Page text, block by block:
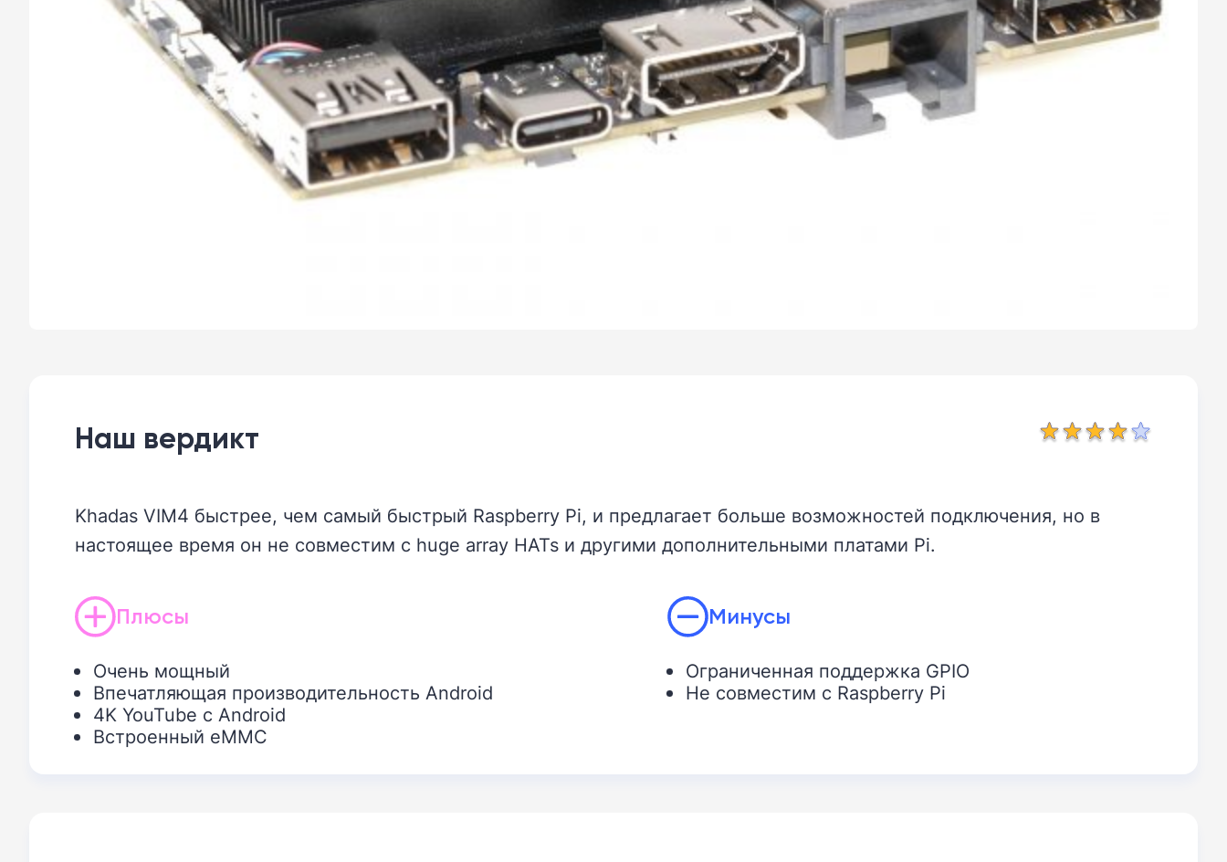
Наш вердикт
Khadas VIM4 быстрее, чем самый быстрый Raspberry Pi, и предлагает больше возможностей подключения, но в
настоящее время он не совместим с huge array HATs и другими дополнительными платами Pi.
Плюсы
Очень мощный
Впечатляющая производительность Android
4K YouTube с Android
Встроенный eMMC
Минусы
Ограниченная поддержка GPIO
Не совместим с Raspberry Pi